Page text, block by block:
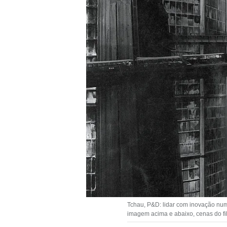
Tchau, P&D: lidar com inovação
imagem acima e abaixo, cenas do